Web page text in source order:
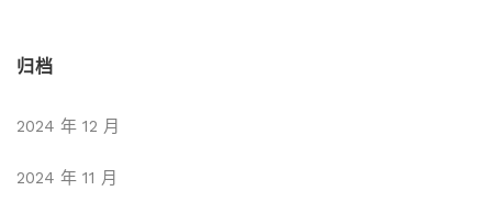
归档
2024 年 12 月
2024 年 11 月